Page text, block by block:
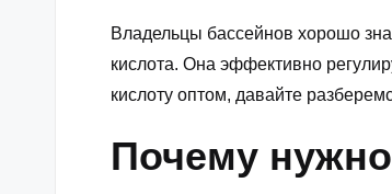
Владельцы бассейнов хорошо
кислота. Она эффективно
кислоту оптом, давайте
Почему